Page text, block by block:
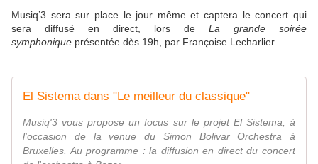
Musiq’3 sera sur place le jour même et captera le concert qui
sera diffusé en direct, lors de La grande soirée
symphonique présentée dès 19h, par Françoise Lecharlier.
El Sistema dans "Le meilleur du classique"
Musiq'3 vous propose un focus sur le projet El Sistema, à
l'occasion de la venue du Simon Bolivar Orchestra à
Bruxelles. Au programme : la diffusion en direct du concert